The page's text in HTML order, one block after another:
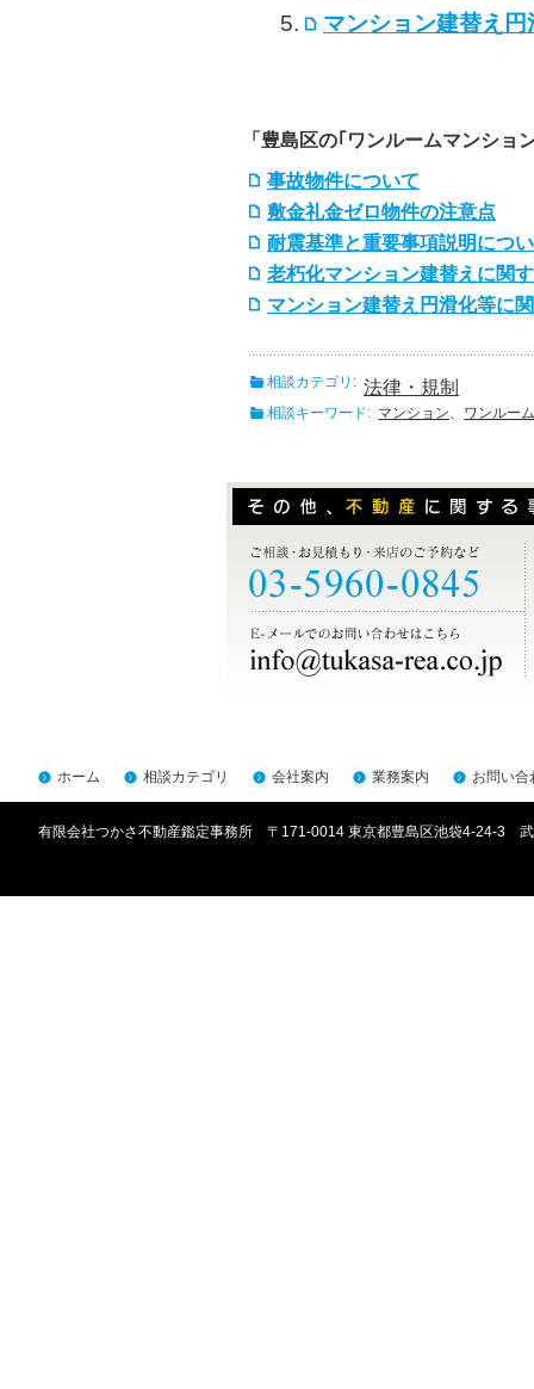
マンション建替え
「豊島区の｢ワンルームマンショ
事故物件について
敷金礼金ゼロ物件の注意点
耐震基準と重要事項説明につ
老朽化マンション建替えに関
マンション建替え円滑化等に
相談カテゴリ: 法律・規制
相談キーワード: マンション、 ワンルーム
ホーム 相談カテゴリ 会社案内 業務案内 お問い合
有限会社つかさ不動産鑑定事務所 〒171-0014 東京都豊島区池袋4-24-3